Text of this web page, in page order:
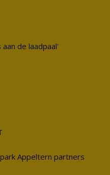
de laadpaal'
Appeltern partners